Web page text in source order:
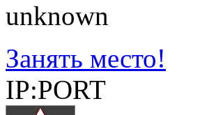
unknown
Занять место!
IP:PORT